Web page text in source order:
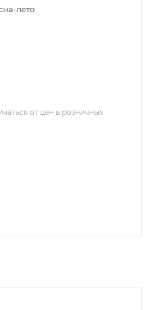
лето
от цен в розничных